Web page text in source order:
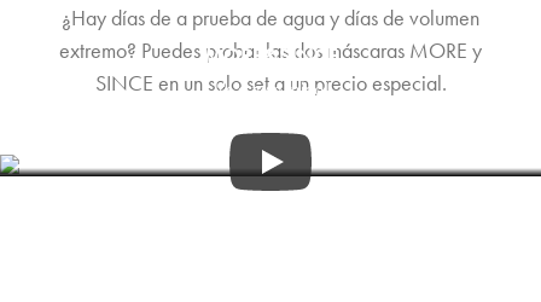
¿Hay días de a prueba de agua y días de volumen
extremo? Puedes probar las dos máscaras MORE y
SINCE en un solo set a un precio especial.
MORE&SINCE
It's a twin thing!